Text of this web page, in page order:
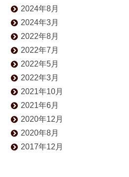
2024年8月
2024年3月
2022年8月
2022年7月
2022年5月
2022年3月
2021年10月
2021年6月
2020年12月
2020年8月
2017年12月